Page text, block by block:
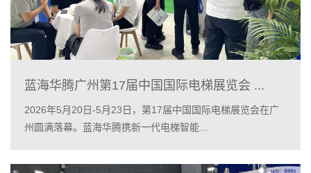
蓝海华腾广州第17届中国国际电梯展览会 ...
2026年5月20日-5月23日，第17届中国国际电梯展览会在广
州圆满落幕。蓝海华腾携新一代电梯智能...